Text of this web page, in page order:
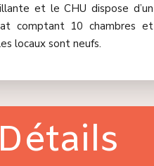
et le CHU dispose d’un
comptant 10 chambres et
locaux sont neufs.
Détails